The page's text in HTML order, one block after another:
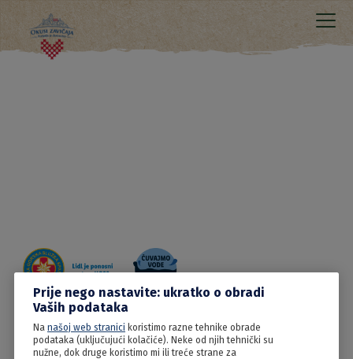
22.03.2024
Prije nego nastavite: ukratko o obradi
Vaših podataka
Na našoj web stranici koristimo razne tehnike obrade
podataka (uključujući kolačiće). Neke od njih tehnički su
nužne, dok druge koristimo mi ili treće strane za